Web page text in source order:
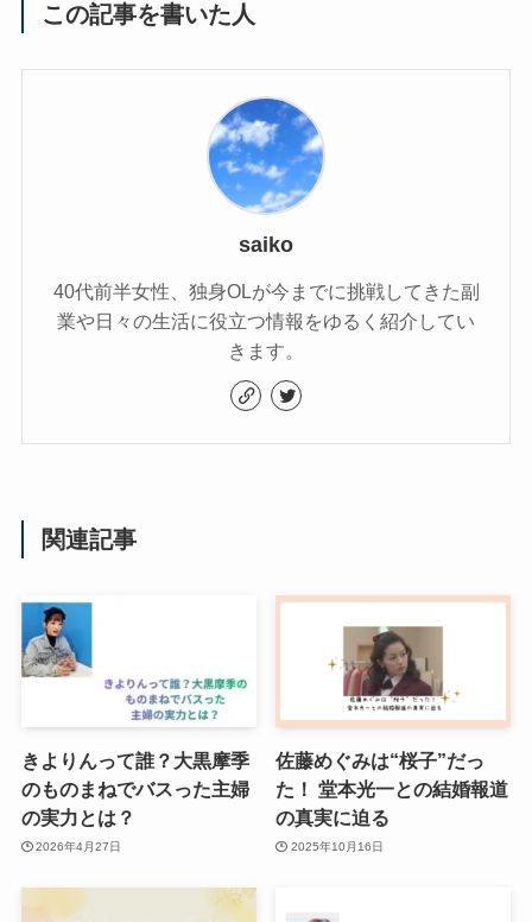
この記事を書いた人
saiko
40代前半女性、独身OLが今までに挑戦してきた副
業や日々の生活に役立つ情報をゆるく紹介してい
きます。
関連記事
きよりんって誰？大黒摩季
のものまねでバスった主婦
の実力とは？
2026年4月27日
佐藤めぐみは“桜子”だっ
た！ 堂本光一との結婚報道
の真実に迫る
2025年10月16日